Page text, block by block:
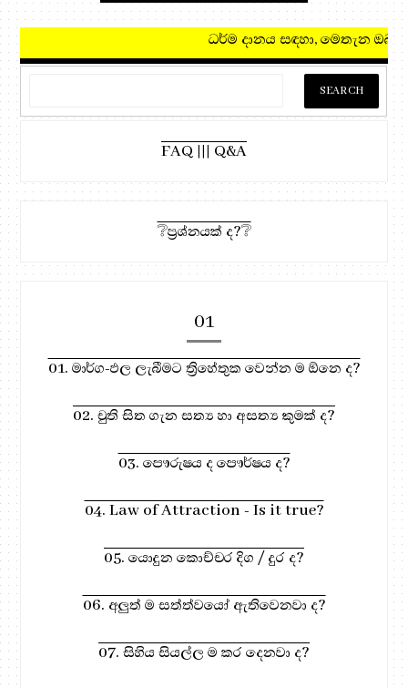
ධර්ම දානය සඳහා, මෙතැන ඔබන්න!
FAQ ||| Q&A
❔ප්‍රශ්නයක් ද?❔
01
01. මාර්ග-ඵල ලැබීමට ත්‍රිහේතුක වෙන්න ම ඕනෙ ද?
02. චුති සිත ගැන සත්‍ය හා අසත්‍ය කුමක් ද?
03. පෞරුෂය ද පෞර්ෂය ද?
04. Law of Attraction - Is it true?
05. යොදුන කොච්චර දිග / දුර ද?
06. අලුත් ම සත්ත්වයෝ ඇතිවෙනවා ද?
07. සිහිය සියල්ල ම කර දෙනවා ද?